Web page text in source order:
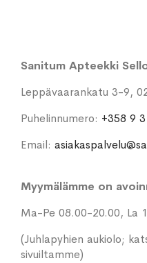
Sanitum Apteekki
Leppävaarankatu 3-9,
Puhelinnumero: +358 9
Email:
Myymälämme on
Ma-Pe 08.00-20.00, La
(Juhlapyhien aukiolo;
sivuiltamme)